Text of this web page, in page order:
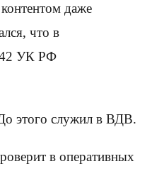
даже
что в
УК РФ
этого служил в ВДВ.
в оперативных